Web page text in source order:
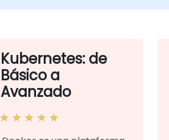
Kubernetes: de
Básico a
Avanzado